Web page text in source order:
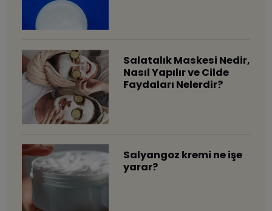
Salatalık Maskesi Nedir,
Nasıl Yapılır ve Cilde
Faydaları Nelerdir?
Salyangoz kremi ne işe
yarar?